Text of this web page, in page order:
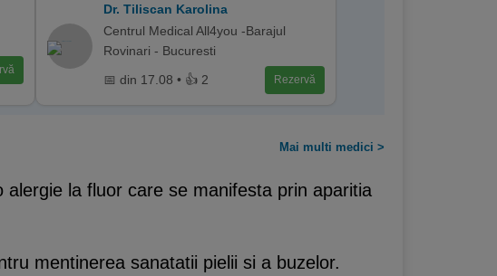
Dr. Tiliscan Karolina
Centrul Medical All4you -Barajul
Rovinari - Bucuresti
📅 din 17.08 • 👍 2 Rezervă
Mai multi medici >
la fluor care se manifesta prin aparitia
mentinerea sanatatii pielii si a buzelor.